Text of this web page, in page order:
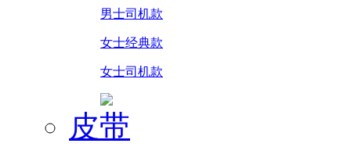
男士司机款
女士经典款
女士司机款
皮带